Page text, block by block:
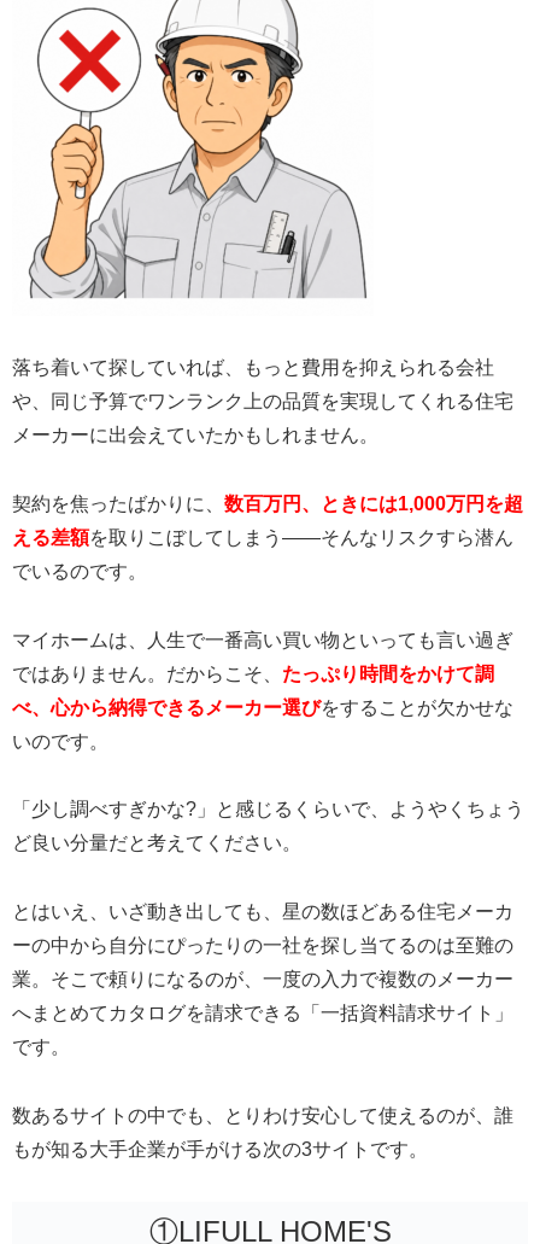
落ち着いて探していれば、もっと費用を抑えられる会社
や、同じ予算でワンランク上の品質を実現してくれる住宅
メーカーに出会えていたかもしれません。
契約を焦ったばかりに、 数百万円、ときには1,000万円を超
える差額を取りこぼしてしまう——そんなリスクすら潜ん
でいるのです。
マイホームは、人生で一番高い買い物といっても言い過ぎ
ではありません。だからこそ、 たっぷり時間をかけて調
べ、心から納得できるメーカー選びをすることが欠かせな
いのです。
「少し調べすぎかな?」と感じるくらいで、ようやくちょう
ど良い分量だと考えてください。
とはいえ、いざ動き出しても、星の数ほどある住宅メーカ
ーの中から自分にぴったりの一社を探し当てるのは至難の
業。そこで頼りになるのが、一度の入力で複数のメーカー
へまとめてカタログを請求できる「一括資料請求サイト」
です。
数あるサイトの中でも、とりわけ安心して使えるのが、誰
もが知る大手企業が手がける次の3サイトです。
①LIFULL HOME'S